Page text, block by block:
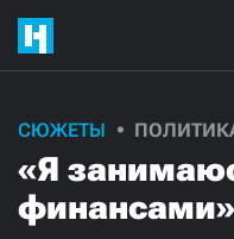
СЮЖЕТЫ
«Я
финансами»
Ежемесячно